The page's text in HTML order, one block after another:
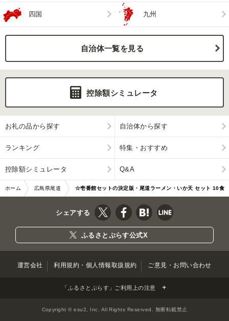
四国 九州
自治体一覧を見る
控除額シミュレータ
お礼の品から探す 自治体から探す
ランキング 特集・おすすめ
控除額シミュレータ Q&A
ホーム 広島県尾道 ☆壱番館セットの決定版・尾道ラーメン・いか天 セット 10食
シェアする
ふるさとぷらす公式X
運営会社 利用規約・個人情報取扱規約 ご意見・お問い合わせ
「ふるさとぷらす」ご利用上の注意
Copyright © esu2, Inc. All Rights Reserved. 無断転載禁止